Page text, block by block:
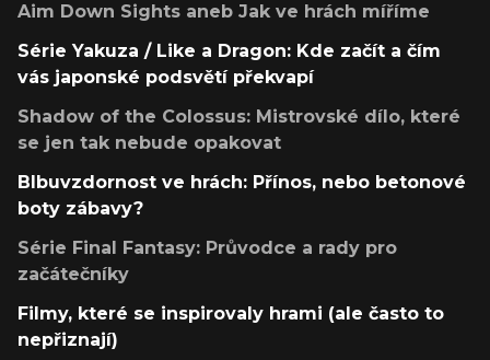
Aim Down Sights aneb Jak ve hrách míříme
Série Yakuza / Like a Dragon: Kde začít a čím
vás japonské podsvětí překvapí
Shadow of the Colossus: Mistrovské dílo, které
se jen tak nebude opakovat
Blbuvzdornost ve hrách: Přínos, nebo betonové
boty zábavy?
Série Final Fantasy: Průvodce a rady pro
začátečníky
Filmy, které se inspirovaly hrami (ale často to
nepřiznají)